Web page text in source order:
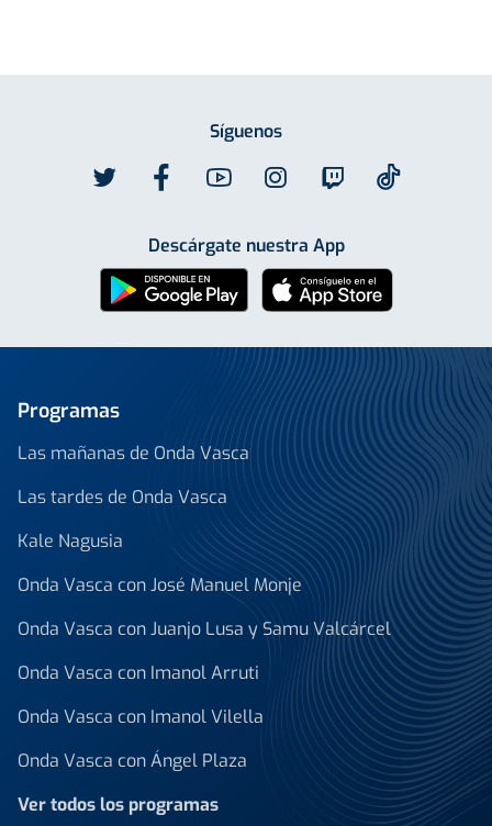
Síguenos
Descárgate nuestra App
Programas
Las mañanas de Onda Vasca
Las tardes de Onda Vasca
Kale Nagusia
Onda Vasca con José Manuel Monje
Onda Vasca con Juanjo Lusa y Samu Valcárcel
Onda Vasca con Imanol Arruti
Onda Vasca con Imanol Vilella
Onda Vasca con Ángel Plaza
Ver todos los programas